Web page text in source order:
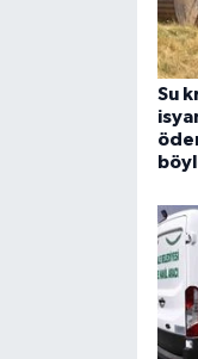
Su
ÜLKE
Yerel